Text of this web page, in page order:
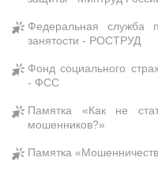
Федеральная служба
занятости - РОСТРУД
Фонд социального
- ФСС
Памятка «Как не
мошенников?»
Памятка